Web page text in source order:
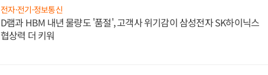
전자·전기·정보통신
D램과 HBM 내년 물량도 '품절', 고객사 위기감이 삼성전자 SK하이닉스
협상력 더 키워